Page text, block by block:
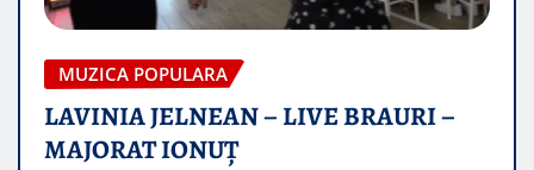
MUZICA POPULARA
LAVINIA JELNEAN – LIVE BRAURI –
MAJORAT IONUŢ